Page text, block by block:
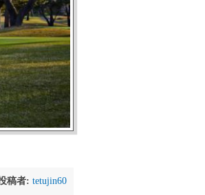
稿者: tetujin60